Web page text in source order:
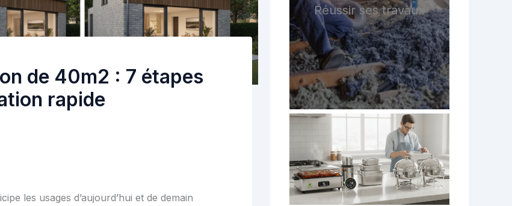
de 40m2 : 7 étapes
rapide
les usages d’aujourd’hui et de demain
Réussir ses travaux